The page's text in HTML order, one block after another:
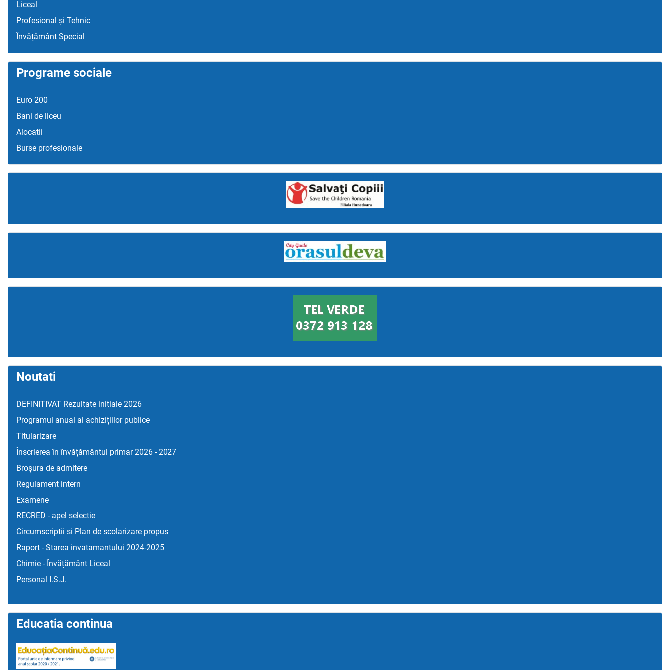
Liceal
Profesional și Tehnic
Învățământ Special
Programe sociale
Euro 200
Bani de liceu
Alocatii
Burse profesionale
Noutati
DEFINITIVAT Rezultate initiale 2026
Programul anual al achizițiilor publice
Titularizare
Înscrierea în învățământul primar 2026 - 2027
Broșura de admitere
Regulament intern
Examene
RECRED - apel selectie
Circumscriptii si Plan de scolarizare propus
Raport - Starea invatamantului 2024-2025
Chimie - Învățământ Liceal
Personal I.S.J.
Educatia continua